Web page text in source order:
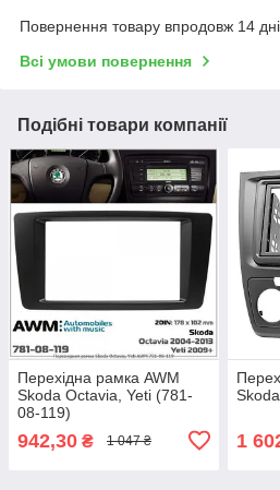
Повернення товару впродовж 14
Всі умови повернення
Подібні товари компанії
Перехідна рамка AWM
Skoda Octavia, Yeti (781-
08-119)
942,30 ₴ 1 047 ₴ 1